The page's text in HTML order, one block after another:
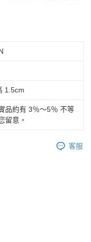
1.5cm
品約有 3％～5％ 不等
留意。
客服